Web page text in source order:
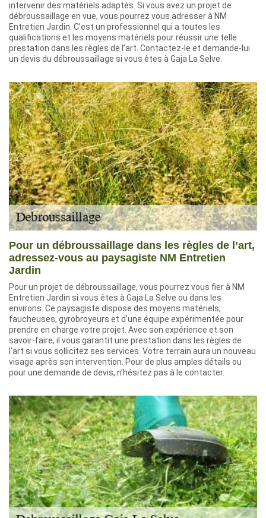
intervenir des matériels adaptés. Si vous avez un projet de
débroussaillage en vue, vous pourrez vous adresser à NM
Entretien Jardin. C’est un professionnel qui a toutes les
qualifications et les moyens matériels pour réussir une telle
prestation dans les règles de l’art. Contactez-le et demande-lui
un devis du débroussaillage si vous êtes à Gaja La Selve.
Pour un débroussaillage dans les règles de l’art,
adressez-vous au paysagiste NM Entretien
Jardin
Pour un projet de débroussaillage, vous pourrez vous fier à NM
Entretien Jardin si vous êtes à Gaja La Selve ou dans les
environs. Ce paysagiste dispose des moyens matériels,
faucheuses, gyrobroyeurs et d’une équipe expérimentée pour
prendre en charge votre projet. Avec son expérience et son
savoir-faire, il vous garantit une prestation dans les règles de
l’art si vous sollicitez ses services. Votre terrain aura un nouveau
visage après son intervention. Pour de plus amples détails ou
pour une demande de devis, n’hésitez pas à le contacter.